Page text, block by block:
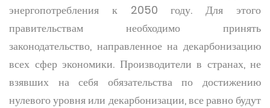
энергопотребления к 2050 году. Для этого
правительствам необходимо принять
законодательство, направленное на декарбонизацию
всех сфер экономики. Производители в странах, не
взявших на себя обязательства по достижению
нулевого уровня или декарбонизации, все равно будут